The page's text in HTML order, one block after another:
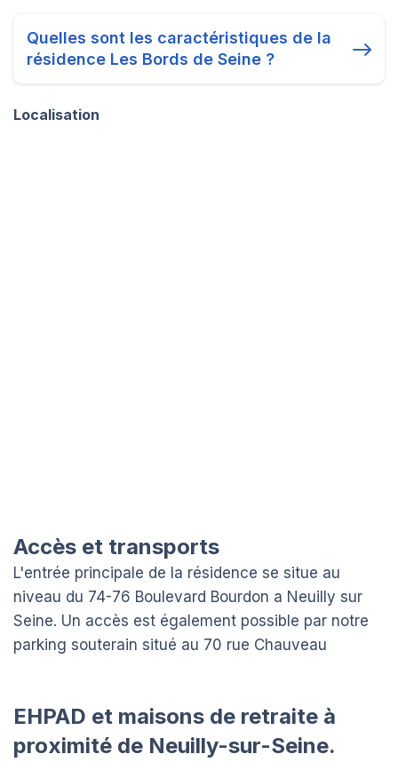
Quelles sont les caractéristiques de la
résidence Les Bords de Seine ?
Localisation
Accès et transports
L'entrée principale de la résidence se situe au
niveau du 74-76 Boulevard Bourdon a Neuilly sur
Seine. Un accès est également possible par notre
parking souterain situé au 70 rue Chauveau
EHPAD et maisons de retraite à
proximité de Neuilly-sur-Seine.